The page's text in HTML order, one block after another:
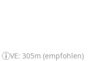
VE: 305m (empfohlen)